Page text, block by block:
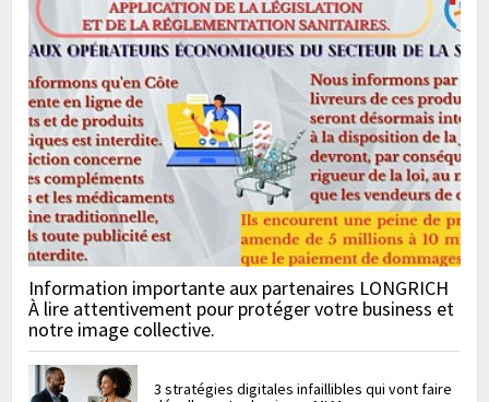
Information importante aux partenaires LONGRICH
À lire attentivement pour protéger votre business et
notre image collective.
3 stratégies digitales infaillibles qui vont faire